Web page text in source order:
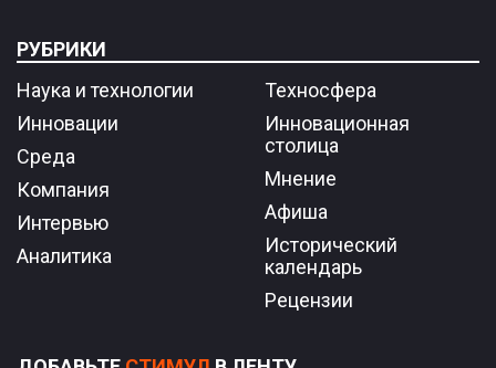
РУБРИКИ
Наука и технологии
Инновации
Среда
Компания
Интервью
Аналитика
Техносфера
Инновационная
столица
Мнение
Афиша
Исторический
календарь
Рецензии